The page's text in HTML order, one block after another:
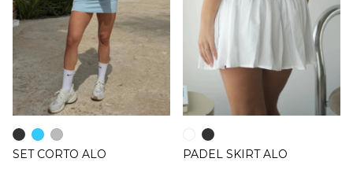
SET CORTO ALO PADEL SKIRT ALO